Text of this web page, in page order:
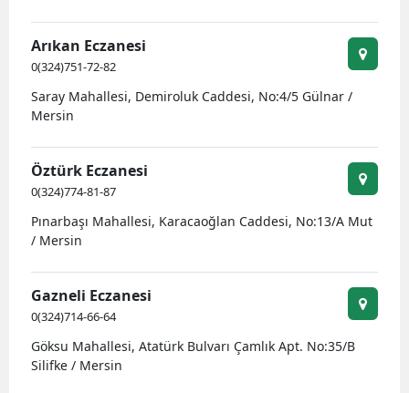
Arıkan Eczanesi
0(324)751-72-82
Saray Mahallesi, Demiroluk Caddesi, No:4/5 Gülnar /
Mersin
Öztürk Eczanesi
0(324)774-81-87
Pınarbaşı Mahallesi, Karacaoğlan Caddesi, No:13/A Mut
/ Mersin
Gazneli Eczanesi
0(324)714-66-64
Göksu Mahallesi, Atatürk Bulvarı Çamlık Apt. No:35/B
Silifke / Mersin